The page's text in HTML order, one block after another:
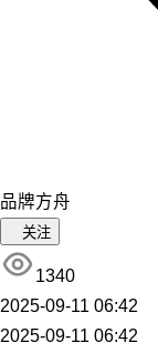
品牌方舟
关注
1340
2025-09-11 06:42
2025-09-11 06:42